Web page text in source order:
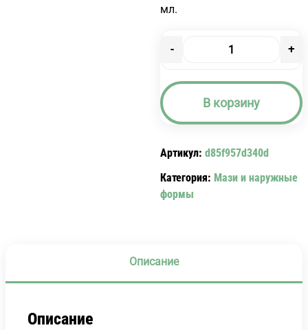
мл.
-
ДИОКСИЗОЛЬ-
Д
РАСТВОР
МЛ.
DIOXYSOLUM
+
В корзину
Артикул: d85f957d340d
Категория: Мази и наружные
формы
Описание
Описание